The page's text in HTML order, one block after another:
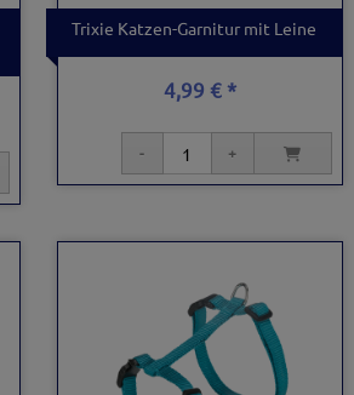
Trixie Katzen-Garnitur mit Leine
4,99 € *